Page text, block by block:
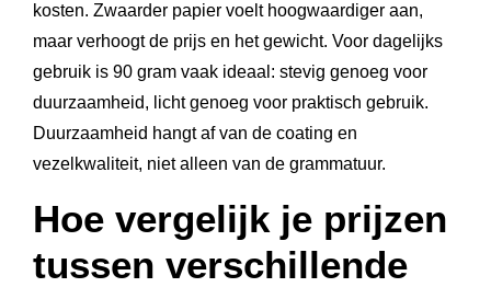
kosten. Zwaarder papier voelt hoogwaardiger aan,
maar verhoogt de prijs en het gewicht. Voor dagelijks
gebruik is 90 gram vaak ideaal: stevig genoeg voor
duurzaamheid, licht genoeg voor praktisch gebruik.
Duurzaamheid hangt af van de coating en
vezelkwaliteit, niet alleen van de grammatuur.
Hoe vergelijk je prijzen
tussen verschillende